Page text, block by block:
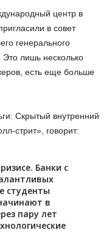
центр в
в совет
генерального
лишь несколько
есть еще больше
Скрытый внутренний
стрит», говорит:
Банки с
студенты
в
пару лет